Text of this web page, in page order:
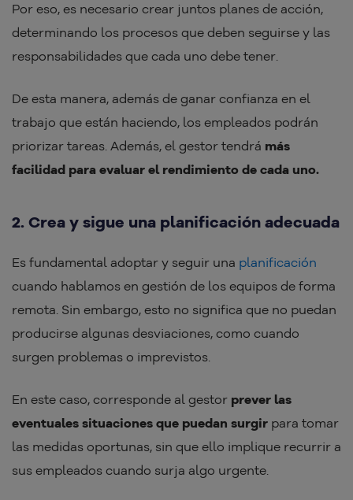
Por eso, es necesario crear juntos planes de acción,
determinando los procesos que deben seguirse y las
responsabilidades que cada uno debe tener.
De esta manera, además de ganar confianza en el
trabajo que están haciendo, los empleados podrán
priorizar tareas. Además, el gestor tendrá más
facilidad para evaluar el rendimiento de cada uno.
2. Crea y sigue una planificación adecuada
Es fundamental adoptar y seguir una planificación
cuando hablamos en gestión de los equipos de forma
remota. Sin embargo, esto no significa que no puedan
producirse algunas desviaciones, como cuando
surgen problemas o imprevistos.
En este caso, corresponde al gestor prever las
eventuales situaciones que puedan surgir para tomar
las medidas oportunas, sin que ello implique recurrir a
sus empleados cuando surja algo urgente.